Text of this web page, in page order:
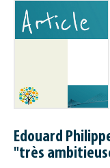
Edouard
"très